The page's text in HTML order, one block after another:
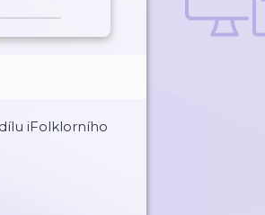
iFolklorního